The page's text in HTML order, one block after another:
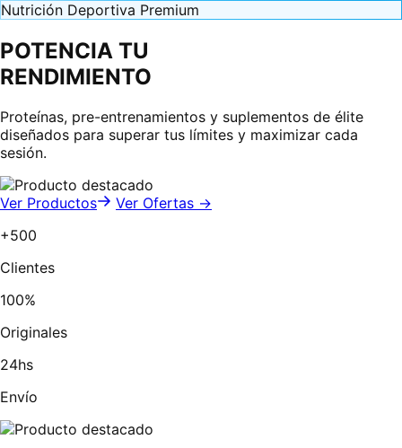
Nutrición Deportiva Premium
POTENCIA TU
RENDIMIENTO
Proteínas, pre-entrenamientos y suplementos de élite
diseñados para superar tus límites y maximizar cada
sesión.
Ver Productos
Ver Ofertas →
+500
Clientes
100%
Originales
24hs
Envío